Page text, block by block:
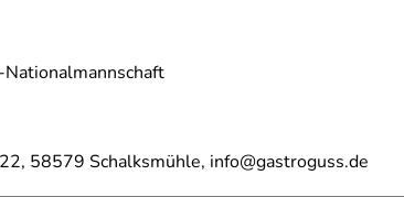
58579 Schalksmühle, info@gastroguss.de